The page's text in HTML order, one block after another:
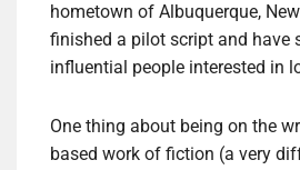
hometown of Albuquerque,
finished a pilot script and have
influential people interested in
One thing about being on the
based work of fiction (a very